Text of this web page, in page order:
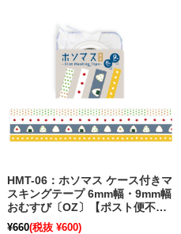
HMT-06：ホソマス ケース付きマ
スキングテープ 6mm幅・9mm幅
おむすび〔OZ〕【ポスト便不
可】【旧パッケージ】
¥660(税抜 ¥600)